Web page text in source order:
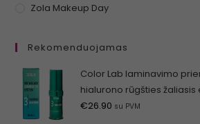
Zola Makeup Day
Rekomenduojamas
Color Lab laminavimo
hialurono rūgšties žaliasis
€26.90 su PVM